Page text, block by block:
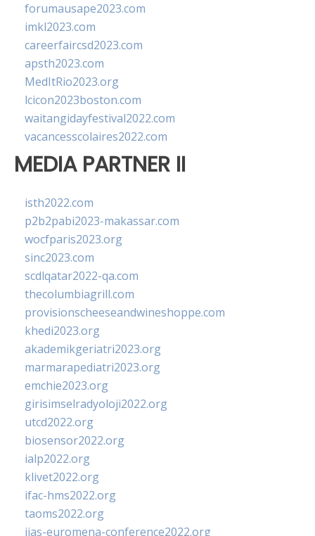
forumausape2023.com
imkl2023.com
careerfaircsd2023.com
apsth2023.com
MedItRio2023.org
lcicon2023boston.com
waitangidayfestival2022.com
vacancesscolaires2022.com
MEDIA PARTNER II
isth2022.com
p2b2pabi2023-makassar.com
wocfparis2023.org
sinc2023.com
scdlqatar2022-qa.com
thecolumbiagrill.com
provisionscheeseandwineshoppe.com
khedi2023.org
akademikgeriatri2023.org
marmarapediatri2023.org
emchie2023.org
girisimselradyoloji2022.org
utcd2022.org
biosensor2022.org
ialp2022.org
klivet2022.org
ifac-hms2022.org
taoms2022.org
iias-euromena-conference2022.org